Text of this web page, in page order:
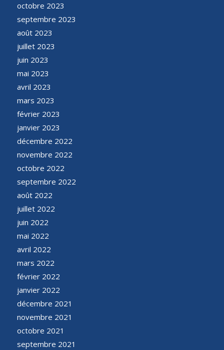
octobre 2023
septembre 2023
août 2023
juillet 2023
juin 2023
mai 2023
avril 2023
mars 2023
février 2023
janvier 2023
décembre 2022
novembre 2022
octobre 2022
septembre 2022
août 2022
juillet 2022
juin 2022
mai 2022
avril 2022
mars 2022
février 2022
janvier 2022
décembre 2021
novembre 2021
octobre 2021
septembre 2021